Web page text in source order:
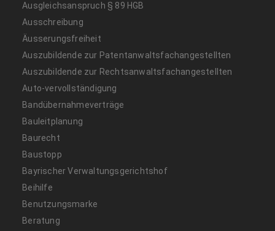
Ausgleichsanspruch § 89 HGB
Ausschreibung
Äusserungsfreiheit
Auszubildende zur Patentanwaltsfachangestellten
Auszubildende zur Rechtsanwaltsfachangestellten
Auto-vervollständigung
Bandübernahmeverträge
Bauleitplanung
Baurecht
Baustopp
Bayrischer Verwaltungsgerichtshof
Beihilfe
Benutzungsmarke
Beratung